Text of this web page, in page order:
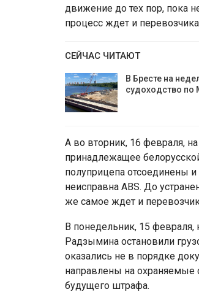
движение до тех пор, пока
процесс ждет и
СЕЙЧАС ЧИТАЮТ
В Бресте на
судоходство по
А во вторник, 16 февраля,
принадлежащее
полуприцепа отсоединены
неисправна ABS. До
же самое ждет и
В понедельник, 15 февраля,
Радзымина остановили
оказались не в порядке
направлены на охраняемые
будущего штрафа.